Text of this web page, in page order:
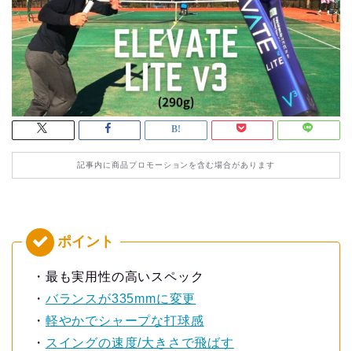
記事内に商品プロモーションを含む場合があります
・最も実用性の高いスペック
・ バランスが335mmに変更
・ 軽やかでシャープな打球感
・ スイングの速度/大きさで飛ばす